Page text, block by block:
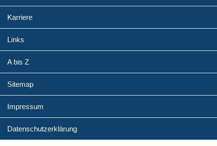
Karriere
Links
A bis Z
Sitemap
Impressum
Datenschutzerklärung